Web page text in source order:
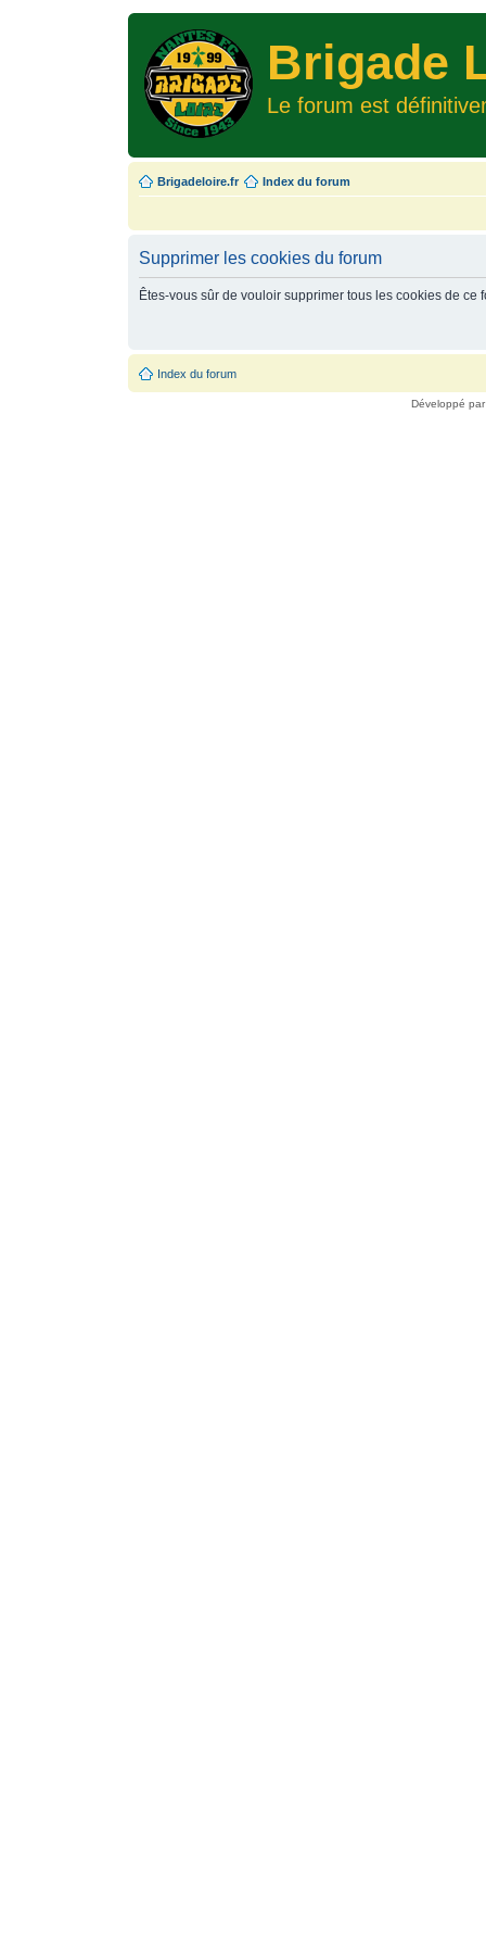
Brigade
Le forum est
Brigadeloire.fr Index du forum
Supprimer les cookies du forum
Êtes-vous sûr de vouloir supprimer tous les cookies de ce
Index du forum
Développé